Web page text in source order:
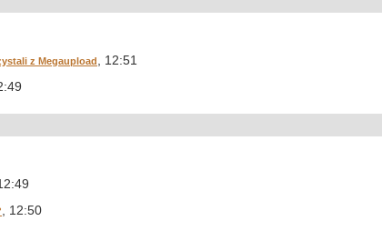
z Megaupload , 12:51
12:49
, 12:50